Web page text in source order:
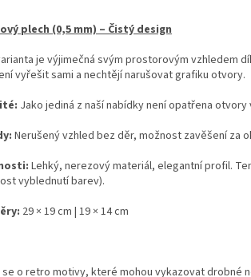
plech (0,5 mm) – Čistý design
je výjimečná svým prostorovým vzhledem
vyřešit sami a nechtějí narušovat grafiku otvory.
Jako jediná z naší nabídky není opatřena
Nerušený vzhled bez děr, možnost zavěšení za
Lehký, nerezový materiál, elegantní profil.
vyblednutí barev).
29 × 19 cm | 19 × 14 cm
se o retro motivy, které mohou vykazovat drobné